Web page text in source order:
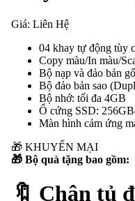
Giá: Liên Hệ
04 khay tự động tùy
Copy màu/In màu/
Bộ nạp và đảo bản
Bộ đảo bản sao
Bộ nhớ: tối đa 4GB
Ổ cứng SSD:
Màn hình cảm ứng
🎁 KHUYẾN MẠI
🎁 Bộ quà tặng bao gồm:
🔖 Chân tủ